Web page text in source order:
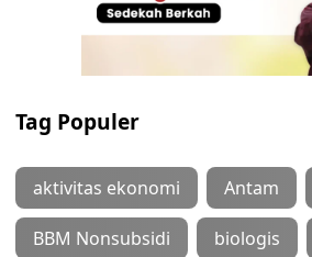
Tag Populer
aktivitas ekonomi Antam
BBM Nonsubsidi biologis